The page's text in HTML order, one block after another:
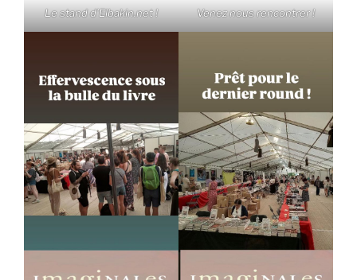
Le stand d’Elbakin.net ! Venez nous rencontrer !